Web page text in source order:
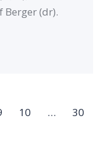
Berger (dr).
10 …
30